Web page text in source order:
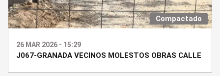
Compactado
26 MAR 2026 - 15:29
J067-GRANADA VECINOS MOLESTOS OBRAS CALLE